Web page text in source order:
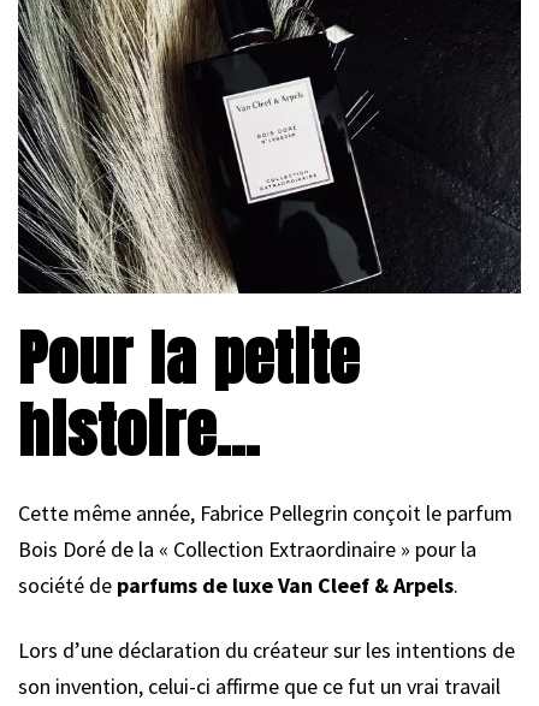
Pour la petite
histoire…
Cette même année, Fabrice Pellegrin conçoit le parfum
Bois Doré de la « Collection Extraordinaire » pour la
société de parfums de luxe Van Cleef & Arpels.
Lors d’une déclaration du créateur sur les intentions de
son invention, celui-ci affirme que ce fut un vrai travail